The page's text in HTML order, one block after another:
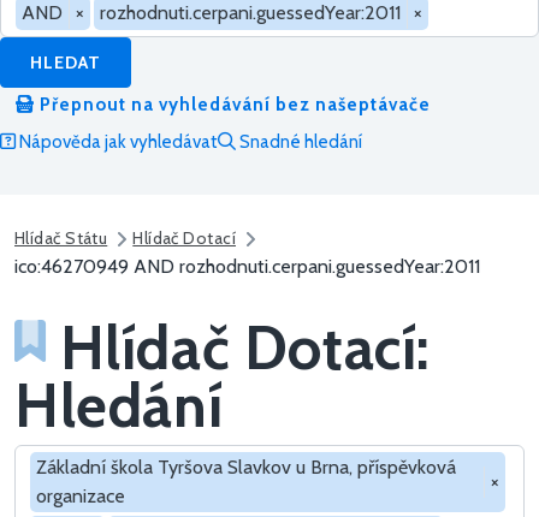
AND × rozhodnuti.cerpani.guessedYear:2011 ×
HLEDAT
Přepnout na vyhledávání bez našeptávače
Nápověda jak vyhledávat
Snadné hledání
Hlídač Státu Hlídač Dotací
ico:46270949 AND rozhodnuti.cerpani.guessedYear:2011
Hlídač Dotací:
Hledání
Hledat v dotacích
Základní škola Tyršova Slavkov u Brna, příspěvková
organizace
×